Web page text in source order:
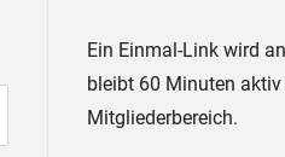
Ein Einmal-Link wird
bleibt 60 Minuten
Mitgliederbereich.